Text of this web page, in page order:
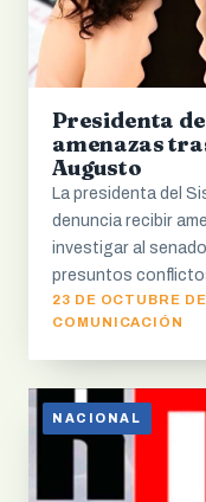
Presidenta
amenazas
Augusto
La presidenta del
denuncia recibir
investigar al
presuntos
23 DE OCTUBRE
COMUNICACIÓN
NACIONAL